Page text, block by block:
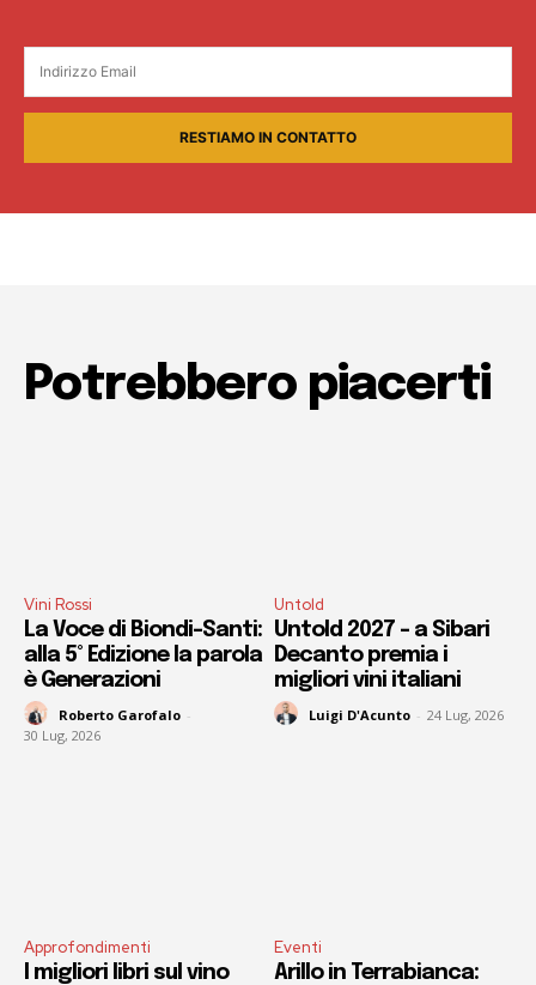
RESTIAMO IN CONTATTO
Potrebbero piacerti
Vini Rossi
La Voce di Biondi-Santi:
alla 5° Edizione la parola
è Generazioni
Roberto Garofalo -
30 Lug, 2026
Untold
Untold 2027 – a Sibari
Decanto premia i
migliori vini italiani
Luigi D'Acunto - 24 Lug, 2026
Approfondimenti
I migliori libri sul vino
Eventi
Arillo in Terrabianca: